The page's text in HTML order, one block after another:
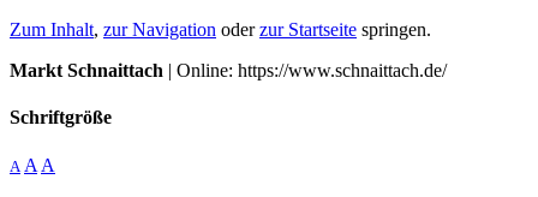
Zum Inhalt, zur Navigation oderzur Startseite springen.
Markt Schnaittach | Online: https://www.schnaittach.de/
Schriftgröße
A A A